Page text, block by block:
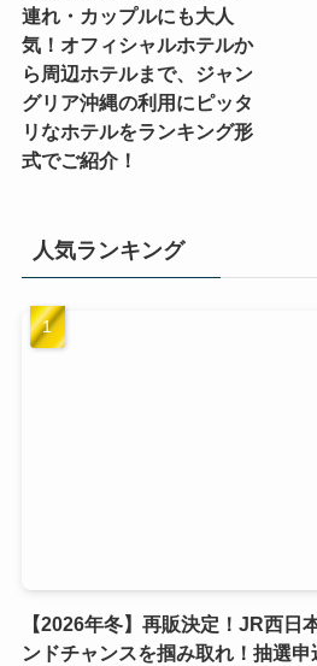
連れ・カップルにも大人
気！オフィシャルホテルか
ら周辺ホテルまで、ジャン
グリア沖縄の利用にピッタ
リなホテルをランキング形
式でご紹介！
人気ランキング
【2026年冬】再販決定！JR西日
ンドチャンスを掴み取れ！抽選